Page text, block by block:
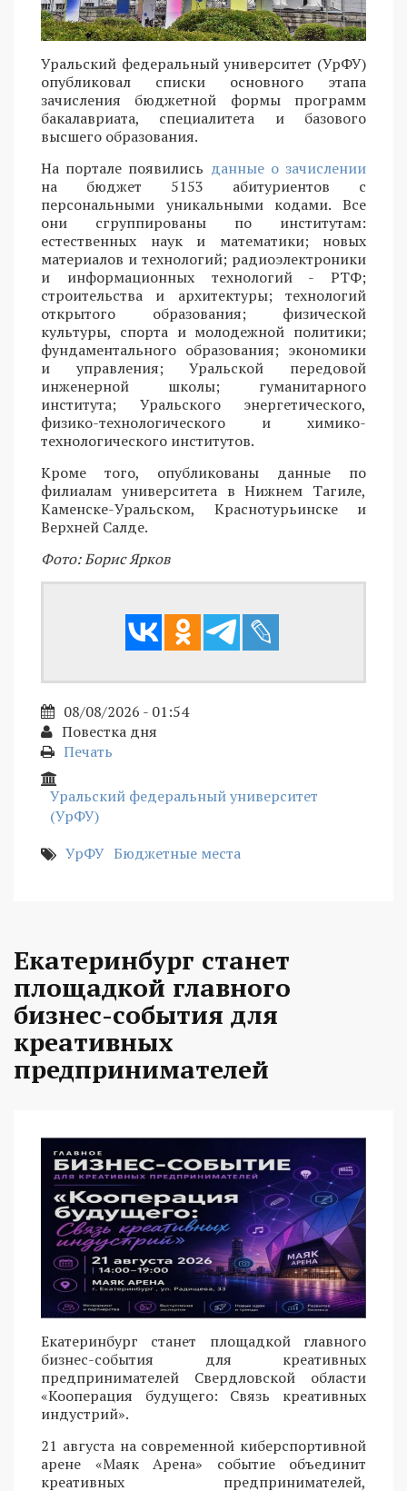
Уральский федеральный университет (УрФУ)
опубликовал списки основного этапа
зачисления бюджетной формы программ
бакалавриата, специалитета и базового
высшего образования.
На портале появились данные о зачислении
на бюджет 5153 абитуриентов с
персональными уникальными кодами. Все
они сгруппированы по институтам:
естественных наук и математики; новых
материалов и технологий; радиоэлектроники
и информационных технологий - РТФ;
строительства и архитектуры; технологий
открытого образования; физической
культуры, спорта и молодежной политики;
фундаментального образования; экономики
и управления; Уральской передовой
инженерной школы; гуманитарного
института; Уральского энергетического,
физико-технологического и химико-
технологического институтов.
Кроме того, опубликованы данные по
филиалам университета в Нижнем Тагиле,
Каменске-Уральском, Краснотурьинске и
Верхней Салде.
Фото: Борис Ярков
08/08/2026 - 01:54
Повестка дня
Печать
Уральский федеральный университет
(УрФУ)
УрФУ Бюджетные места
Екатеринбург станет
площадкой главного
бизнес-события для
креативных
предпринимателей
Екатеринбург станет площадкой главного
бизнес-события для креативных
предпринимателей Свердловской области
«Кооперация будущего: Связь креативных
индустрий».
21 августа на современной киберспортивной
арене «Маяк Арена» событие объединит
креативных предпринимателей,